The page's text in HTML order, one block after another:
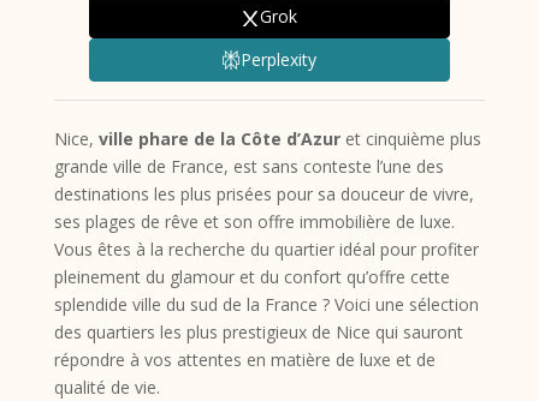
Grok
Perplexity
Nice, ville phare de la Côte d’Azuret cinquième plus
grande ville de France, est sans conteste l’une des
destinations les plus prisées pour sa douceur de vivre,
ses plages de rêve et son offre immobilière de luxe.
Vous êtes à la recherche du quartier idéal pour profiter
pleinement du glamour et du confort qu’offre cette
splendide ville du sud de la France ? Voici une sélection
des quartiers les plus prestigieux de Nice qui sauront
répondre à vos attentes en matière de luxe et de
qualité de vie.